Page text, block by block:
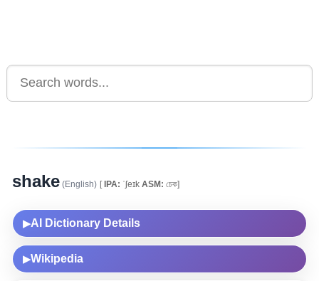
shake (English) [IPA: ˈʃeɪk ASM: চেক]
▶AI Dictionary Details
▶Wikipedia